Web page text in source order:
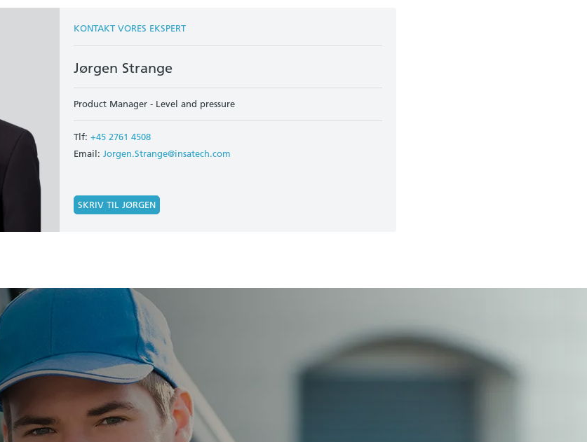
KONTAKT VORES EKSPERT
Jørgen Strange
Product Manager - Level and pressure
Tlf: +45 2761 4508
Email: Jorgen.Strange@insatech.com
SKRIV TIL JØRGEN